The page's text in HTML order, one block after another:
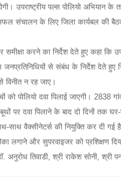
उपराष्ट्रीय पल्स पोलियो अभियान
संचालन के लिए जिला कार्यबल की
करने का निर्देश देते हुए कहा कि
जनप्रतिनिधियों से संबंध के निर्देश देते
विनीत न रह जाए।
पोलियो दवा पिलाई जाएगी। 2838
पर दवा पिलाने के बाद दो दिनों तक
साथ वैक्सीनेटर्स की नियुक्ति कर दी गई
लगाने और सुपरवाइजर को प्रशिक्षण
अनुरोध तिवाडी, श्री राकेश सोनी, श्री